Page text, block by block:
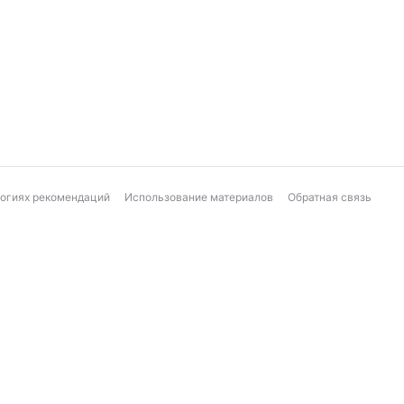
рекомендаций Использование материалов Обратная связь